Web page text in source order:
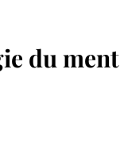
du